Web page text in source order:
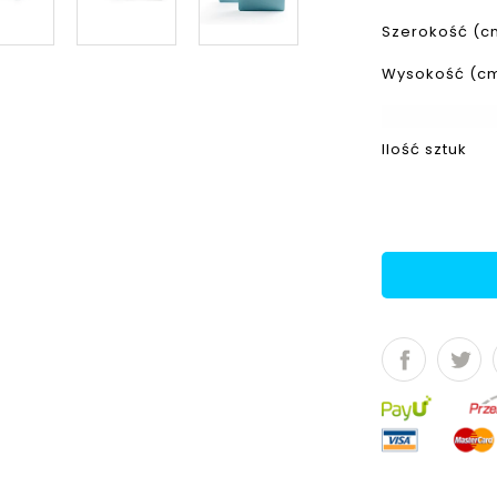
Szerokość (
Wysokość (
Ilość sztuk